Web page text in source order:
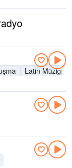
Latin Müziği